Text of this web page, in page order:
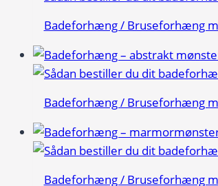
Badeforhæng / Bruseforhæng
Badeforhæng / Bruseforhæng
Badeforhæng / Bruseforhæng